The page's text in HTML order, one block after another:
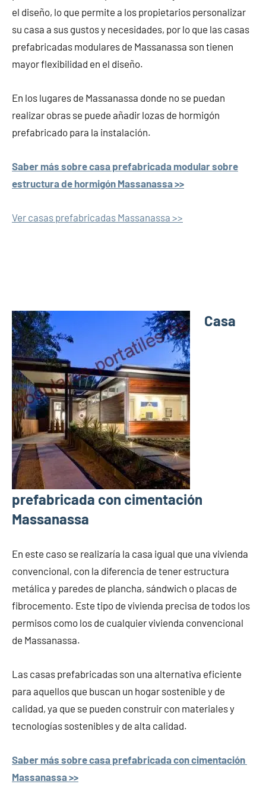
el diseño, lo que permite a los propietarios personalizar
su casa a sus gustos y necesidades, por lo que las casas
prefabricadas modulares de Massanassa son tienen
mayor flexibilidad en el diseño.
En los lugares de Massanassa donde no se puedan
realizar obras se puede añadir lozas de hormigón
prefabricado para la instalación.
Saber más sobre casa prefabricada modular sobre
estructura de hormigón Massanassa >>
Ver casas prefabricadas Massanassa >>
Casa
prefabricada con cimentación
Massanassa
En este caso se realizaría la casa igual que una vivienda
convencional, con la diferencia de tener estructura
metálica y paredes de plancha, sándwich o placas de
fibrocemento. Este tipo de vivienda precisa de todos los
permisos como los de cualquier vivienda convencional
de Massanassa.
Las casas prefabricadas son una alternativa eficiente
para aquellos que buscan un hogar sostenible y de
calidad, ya que se pueden construir con materiales y
tecnologías sostenibles y de alta calidad.
Saber más sobre casa prefabricada con cimentación
Massanassa >>